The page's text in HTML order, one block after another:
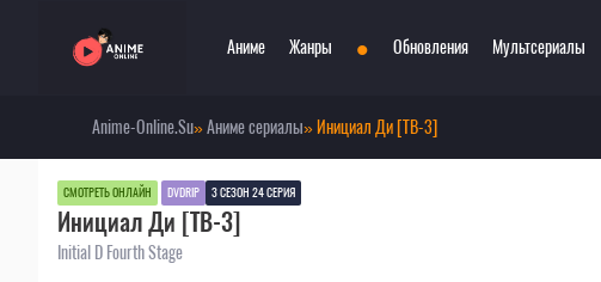
Аниме
Сериалы
Фильмы
Жанры
Боевые искусства
Приключения
• Обновления Мультсериалы
Смотреть онлайн
Anime-Online.Su»Аниме сериалы» Инициал Ди [ТВ-3]
СМОТРЕТЬ ОНЛАЙН DVDRIP 3 СЕЗОН 24 СЕРИЯ
Инициал Ди [ТВ-3]
Initial D Fourth Stage